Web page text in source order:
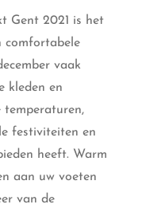
Gent 2021 is het
comfortabele
vaak
kleden en
temperaturen,
festiviteiten en
heeft. Warm
aan uw voeten
van de